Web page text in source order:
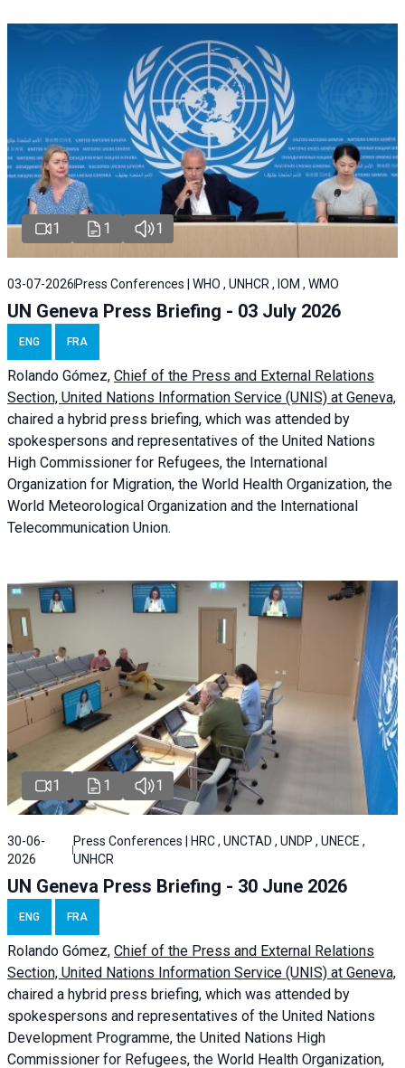
1 1 1
03-07-2026 Press Conferences | WHO , UNHCR , IOM , WMO
UN Geneva Press Briefing - 03 July 2026
ENG FRA
Rolando Gómez, Chief of the Press and External Relations
Section, United Nations Information Service (UNIS) at Geneva,
chaired a hybrid press briefing, which was attended by
spokespersons and representatives of the United Nations
High Commissioner for Refugees, the International
Organization for Migration, the World Health Organization, the
World Meteorological Organization and the International
Telecommunication Union.
1 1 1
30-06-
2026
Press Conferences | HRC , UNCTAD , UNDP , UNECE ,
UNHCR
UN Geneva Press Briefing - 30 June 2026
ENG FRA
Rolando Gómez, Chief of the Press and External Relations
Section, United Nations Information Service (UNIS) at Geneva,
chaired a hybrid press briefing, which was attended by
spokespersons and representatives of the United Nations
Development Programme, the United Nations High
Commissioner for Refugees, the World Health Organization,